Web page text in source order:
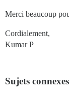
Merci beaucoup
Cordialement,
Kumar P
Sujets connexes